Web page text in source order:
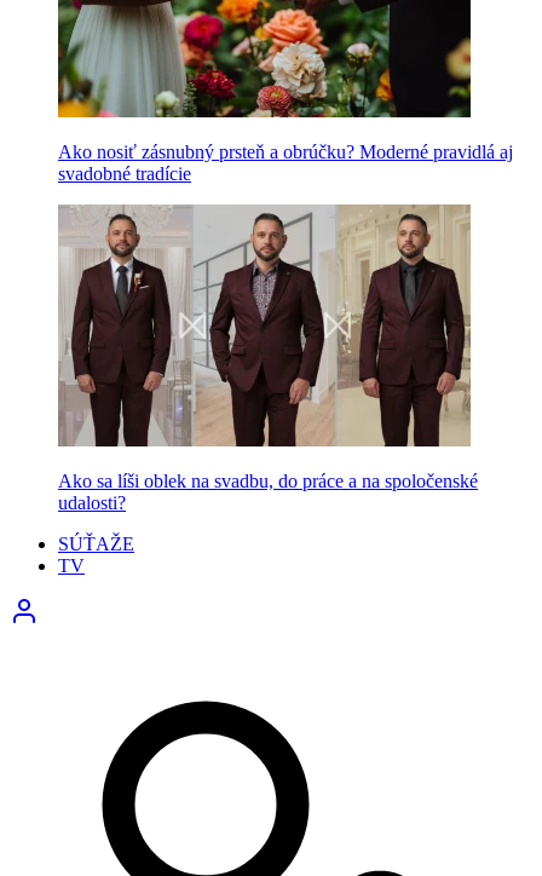
Ako nosiť zásnubný prsteň a obrúčku? Moderné pravidlá aj
svadobné tradície
Ako sa líši oblek na svadbu, do práce a na spoločenské
udalosti?
SÚŤAŽE
TV